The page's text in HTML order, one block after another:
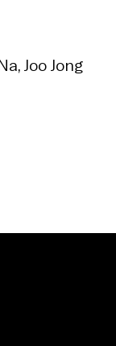
Joo Jong